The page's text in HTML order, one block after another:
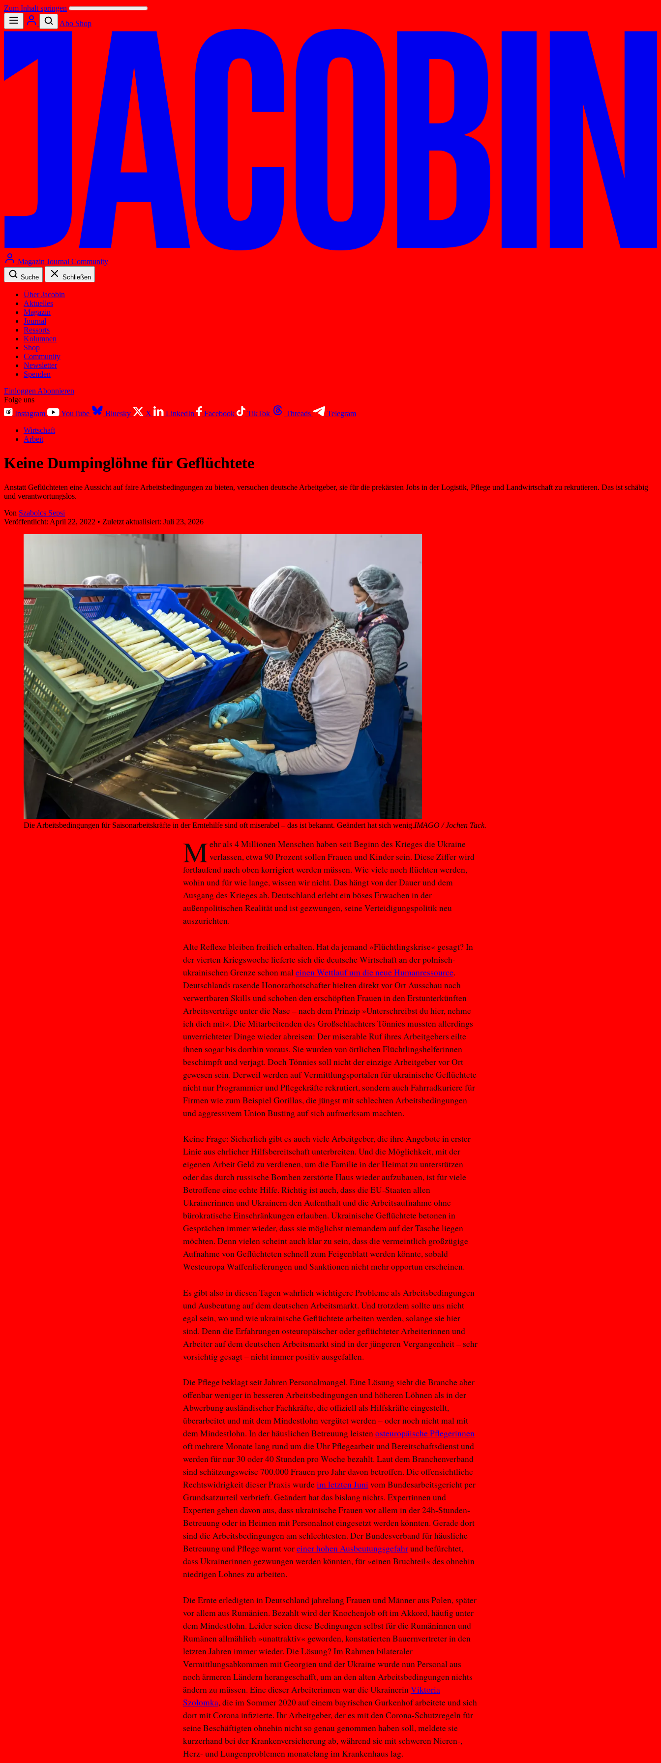
Zum Inhalt springen
Abo Shop
Magazin Journal Community
Suche Schließen
Über Jacobin
Aktuelles
Magazin
Journal
Ressorts
Kolumnen
Shop
Community
Newsletter
Spenden
Einloggen Abonnieren
Folge uns
Instagram
YouTube Bluesky X LinkedIn Facebook TikTok Threads
Telegram
Wirtschaft
Arbeit
Keine Dumpinglöhne für Geflüchtete
Anstatt Geflüchteten eine Aussicht auf faire Arbeitsbedingungen zu bieten, versuchen deutsche Arbeitgeber, sie für die prekärsten Jobs in der Logistik, Pflege und Landwirtschaft zu rekrutieren. Das ist schäbig
und verantwortungslos.
Von Szabolcs Sepsi
Veröffentlicht: April 22, 2022 • Zuletzt aktualisiert: Juli 23, 2026
Die Arbeitsbedingungen für Saisonarbeitskräfte in der Erntehilfe sind oft miserabel – das ist bekannt. Geändert hat sich wenig.IMAGO / Jochen Tack.
Mehr als 4 Millionen Menschen haben seit Beginn des Krieges die Ukraine
verlassen, etwa 90 Prozent sollen Frauen und Kinder sein. Diese Ziffer wird
fortlaufend nach oben korrigiert werden müssen. Wie viele noch flüchten werden,
wohin und für wie lange, wissen wir nicht. Das hängt von der Dauer und dem
Ausgang des Krieges ab. Deutschland erlebt ein böses Erwachen in der
außenpolitischen Realität und ist gezwungen, seine Verteidigungspolitik neu
auszurichten.
Alte Reflexe bleiben freilich erhalten. Hat da jemand »Flüchtlingskrise« gesagt? In
der vierten Kriegswoche lieferte sich die deutsche Wirtschaft an der polnisch-
ukrainischen Grenze schon maleinen Wettlauf um die neue Humanressource.
Deutschlands rasende Honorarbotschafter hielten direkt vor Ort Ausschau nach
verwertbaren Skills und schoben den erschöpften Frauen in den Erstunterkünften
Arbeitsverträge unter die Nase – nach dem Prinzip »Unterschreibst du hier, nehme
ich dich mit«. Die Mitarbeitenden des Großschlachters Tönnies mussten allerdings
unverrichteter Dinge wieder abreisen: Der miserable Ruf ihres Arbeitgebers eilte
ihnen sogar bis dorthin voraus. Sie wurden von örtlichen Flüchtlingshelferinnen
beschimpft und verjagt. Doch Tönnies soll nicht der einzige Arbeitgeber vor Ort
gewesen sein. Derweil werden auf Vermittlungsportalen für ukrainische Geflüchtete
nicht nur Programmier und Pflegekräfte rekrutiert, sondern auch Fahrradkuriere für
Firmen wie zum Beispiel Gorillas, die jüngst mit schlechten Arbeitsbedingungen
und aggressivem Union Busting auf sich aufmerksam machten.
Keine Frage: Sicherlich gibt es auch viele Arbeitgeber, die ihre Angebote in erster
Linie aus ehrlicher Hilfsbereitschaft unterbreiten. Und die Möglichkeit, mit der
eigenen Arbeit Geld zu verdienen, um die Familie in der Heimat zu unterstützen
oder das durch russische Bomben zerstörte Haus wieder aufzubauen, ist für viele
Betroffene eine echte Hilfe. Richtig ist auch, dass die EU-Staaten allen
Ukrainerinnen und Ukrainern den Aufenthalt und die Arbeitsaufnahme ohne
bürokratische Einschränkungen erlauben. Ukrainische Geflüchtete betonen in
Gesprächen immer wieder, dass sie möglichst niemandem auf der Tasche liegen
möchten. Denn vielen scheint auch klar zu sein, dass die vermeintlich großzügige
Aufnahme von Geflüchteten schnell zum Feigenblatt werden könnte, sobald
Westeuropa Waffenlieferungen und Sanktionen nicht mehr opportun erscheinen.
Es gibt also in diesen Tagen wahrlich wichtigere Probleme als Arbeitsbedingungen
und Ausbeutung auf dem deutschen Arbeitsmarkt. Und trotzdem sollte uns nicht
egal sein, wo und wie ukrainische Geflüchtete arbeiten werden, solange sie hier
sind. Denn die Erfahrungen osteuropäischer oder geflüchteter Arbeiterinnen und
Arbeiter auf dem deutschen Arbeitsmarkt sind in der jüngeren Vergangenheit – sehr
vorsichtig gesagt – nicht immer positiv ausgefallen.
Die Pflege beklagt seit Jahren Personalmangel. Eine Lösung sieht die Branche aber
offenbar weniger in besseren Arbeitsbedingungen und höheren Löhnen als in der
Abwerbung ausländischer Fachkräfte, die offiziell als Hilfskräfte eingestellt,
überarbeitet und mit dem Mindestlohn vergütet werden – oder noch nicht mal mit
dem Mindestlohn. In der häuslichen Betreuung leistenosteuropäische Pflegerinnen
oft mehrere Monate lang rund um die Uhr Pflegearbeit und Bereitschaftsdienst und
werden für nur 30 oder 40 Stunden pro Woche bezahlt. Laut dem Branchenverband
sind schätzungsweise 700.000 Frauen pro Jahr davon betroffen. Die offensichtliche
Rechtswidrigkeit dieser Praxis wurdeim letzten Junivom Bundesarbeitsgericht per
Grundsatzurteil verbrieft. Geändert hat das bislang nichts. Expertinnen und
Experten gehen davon aus, dass ukrainische Frauen vor allem in der 24h-Stunden-
Betreuung oder in Heimen mit Personalnot eingesetzt werden könnten. Gerade dort
sind die Arbeitsbedingungen am schlechtesten. Der Bundesverband für häusliche
Betreuung und Pflege warnt voreiner hohen Ausbeutungsgefahrund befürchtet,
dass Ukrainerinnen gezwungen werden könnten, für »einen Bruchteil« des ohnehin
niedrigen Lohnes zu arbeiten.
Die Ernte erledigten in Deutschland jahrelang Frauen und Männer aus Polen, später
vor allem aus Rumänien. Bezahlt wird der Knochenjob oft im Akkord, häufig unter
dem Mindestlohn. Leider seien diese Bedingungen selbst für die Rumäninnen und
Rumänen allmählich »unattraktiv« geworden, konstatierten Bauernvertreter in den
letzten Jahren immer wieder. Die Lösung? Im Rahmen bilateraler
Vermittlungsabkommen mit Georgien und der Ukraine wurde nun Personal aus
noch ärmeren Ländern herangeschafft, um an den alten Arbeitsbedingungen nichts
ändern zu müssen. Eine dieser Arbeiterinnen war die UkrainerinViktoria
Szolomka, die im Sommer 2020 auf einem bayrischen Gurkenhof arbeitete und sich
dort mit Corona infizierte. Ihr Arbeitgeber, der es mit den Corona-Schutzregeln für
seine Beschäftigten ohnehin nicht so genau genommen haben soll, meldete sie
kurzerhand bei der Krankenversicherung ab, während sie mit schweren Nieren-,
Herz- und Lungenproblemen monatelang im Krankenhaus lag.